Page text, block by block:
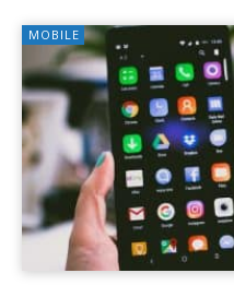
MOBILE